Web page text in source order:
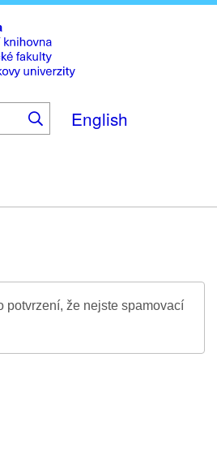
to
main
content
English
Digitalia
potvrzení, že nejste spamovací